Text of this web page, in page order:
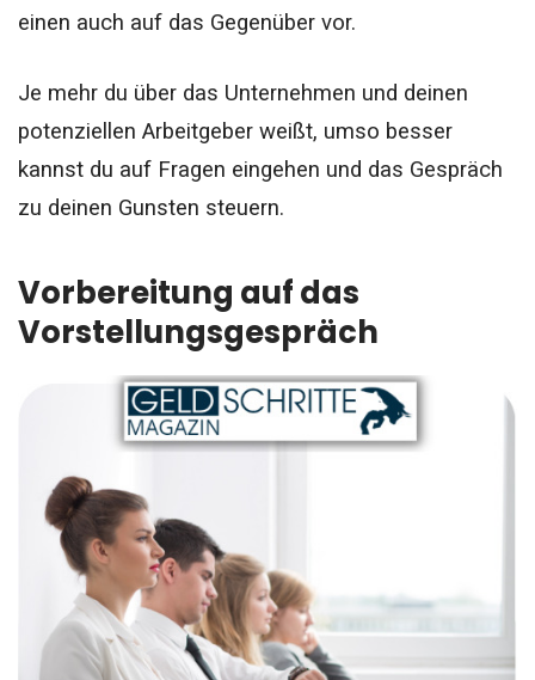
einen auch auf das Gegenüber vor.
Je mehr du über das Unternehmen und deinen
potenziellen Arbeitgeber weißt, umso besser
kannst du auf Fragen eingehen und das Gespräch
zu deinen Gunsten steuern.
Vorbereitung auf das
Vorstellungsgespräch